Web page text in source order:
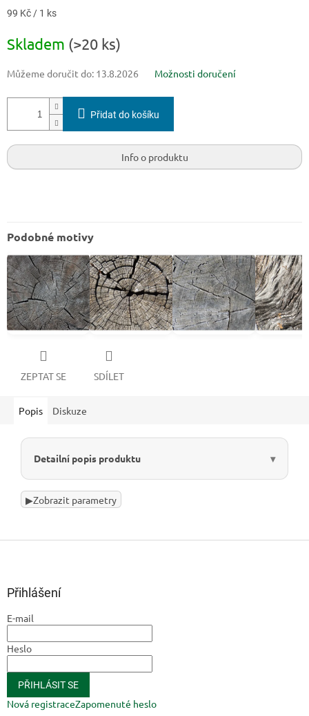
Měrná
99 Kč / 1 ks
Skladem (>20 ks)
Můžeme doručit do: 13.8.2026 Možnosti doručení
Přidat do košíku
Info o produktu
Podobné motivy
ZEPTAT SE SDÍLET
Popis Diskuze
Detailní popis produktu
▶Zobrazit parametry
Přihlášení
E-mail
Heslo
PŘIHLÁSIT SE
Nová registraceZapomenuté heslo